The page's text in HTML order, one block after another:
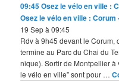
09:45Osez le vélo en ville :
Osez le vélo en ville : Corum
19 Sep à 09:45
Rdv à 9h45 devant le Corum,
termine au Parc du Chai du
nique). Sortir de Montpellier à
le vélo en ville” sont pour …